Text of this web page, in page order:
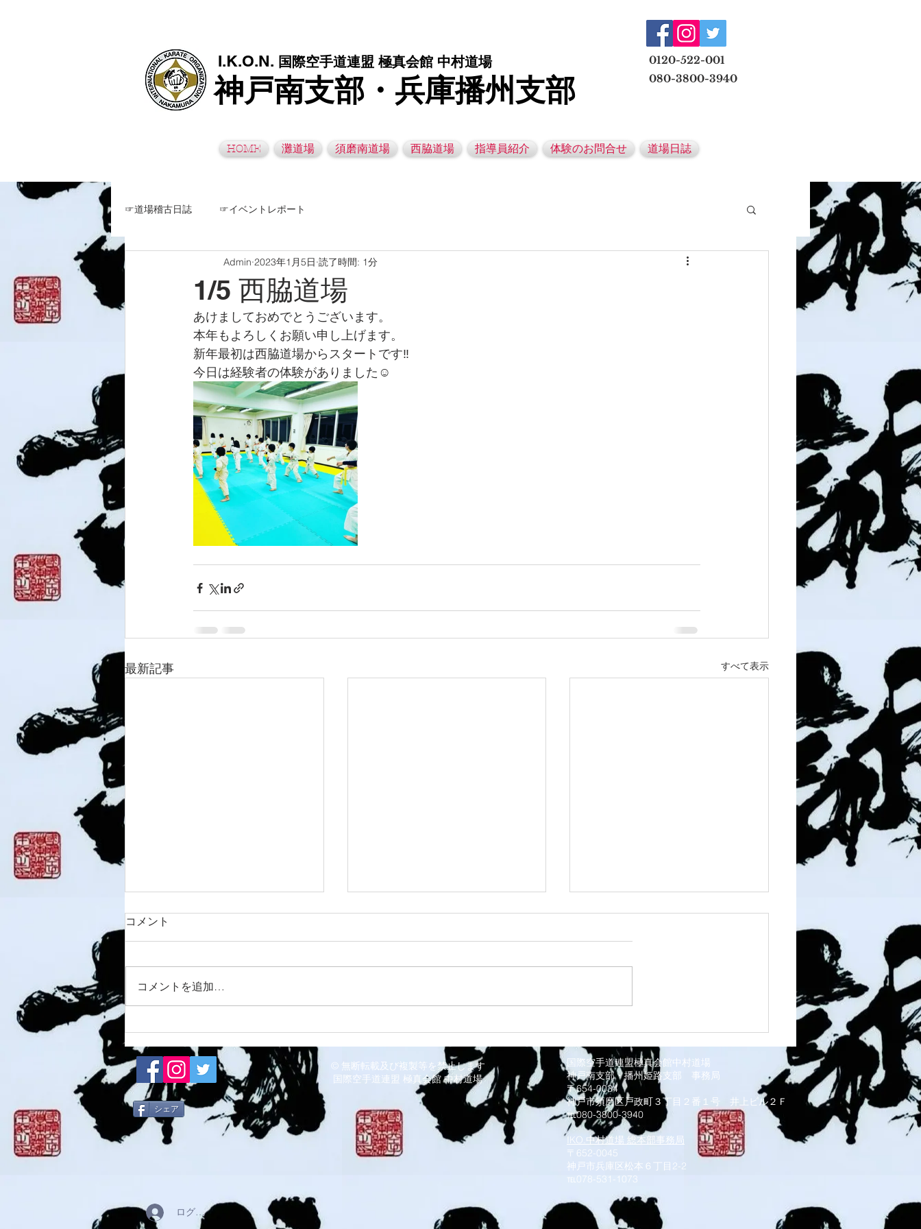
I.K.O.N. 国際空手道連盟 極真会館 中村道場
神戸南支部・兵庫播州支部
0120-522-001
080-3800-3940
HOME 灘道場 須磨南道場 西脇道場 指導員紹介 体験のお問合せ 道場日誌
☞道場稽古日誌 ☞イベントレポート
1/5 西脇道場
Admin 2023年1月5日 読了時間: 1分
あけましておめでとうございます。
本年もよろしくお願い申し上げます。
新年最初は西脇道場からスタートです‼️
今日は経験者の体験がありました☺️
最新記事 すべて表示
8/7 須磨南道場
8/3 灘道場
コメント
コメントを追加…
© 無断転載及び複製等を禁止します
国際空手道連盟 極真会館 中村道場
シェア
ログイン
国際空手道連盟極真会館中村道場
神戸南支部・播州姫路支部 事務局
〒654-0034
神戸市須磨区戸政町３丁目２番１号 井上ビル２Ｆ
℡080-3800-3940
IKO.中村道場 総本部事務局
〒652-0045
神戸市兵庫区松本６丁目2-2
​℡078-531-1073